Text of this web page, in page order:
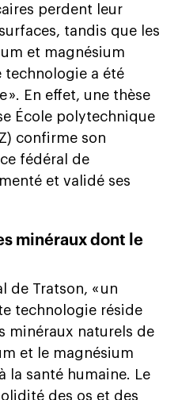
perdent leur
tandis que les
et magnésium
technologie a été
En effet, une thèse
École polytechnique
confirme son
fédéral de
et validé ses
minéraux dont le
de Tratson, « un
technologie réside
minéraux naturels de
et le magnésium
la santé humaine. Le
des os et des